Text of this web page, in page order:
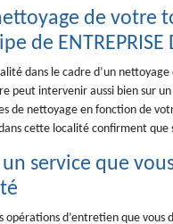
de votre
de ENTREPRISE
dans le cadre d’un
peut intervenir aussi bien sur
de nettoyage en fonction de
cette localité confirment que
service que
d’entretien que vous